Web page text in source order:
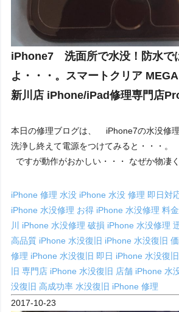
iPhone7 洗面所で水没！防水で
よ・・・。スマートクリア
新川店 iPhone/iPad修理専門店
本日の修理ブログは、 iPhone7の水没修理
洗浄し終えて電源をつけてみると・・・。
ですが動作がおかしい・・・ なぜか物凄
iPhone 修理 水没 iPhone 水没 修理 即日対
iPhone 水没修理 お得 iPhone 水没修理 料金
川 iPhone 水没修理 破損 iPhone 水没修理
高品質 iPhone 水没復旧 iPhone 水没復旧
修理 iPhone 水没復旧 即日 iPhone 水没復
旧 専門店 iPhone 水没復旧 店舗 iPhone 水
没復旧 高成功率水没復旧 iPhone 修理
2017-10-23